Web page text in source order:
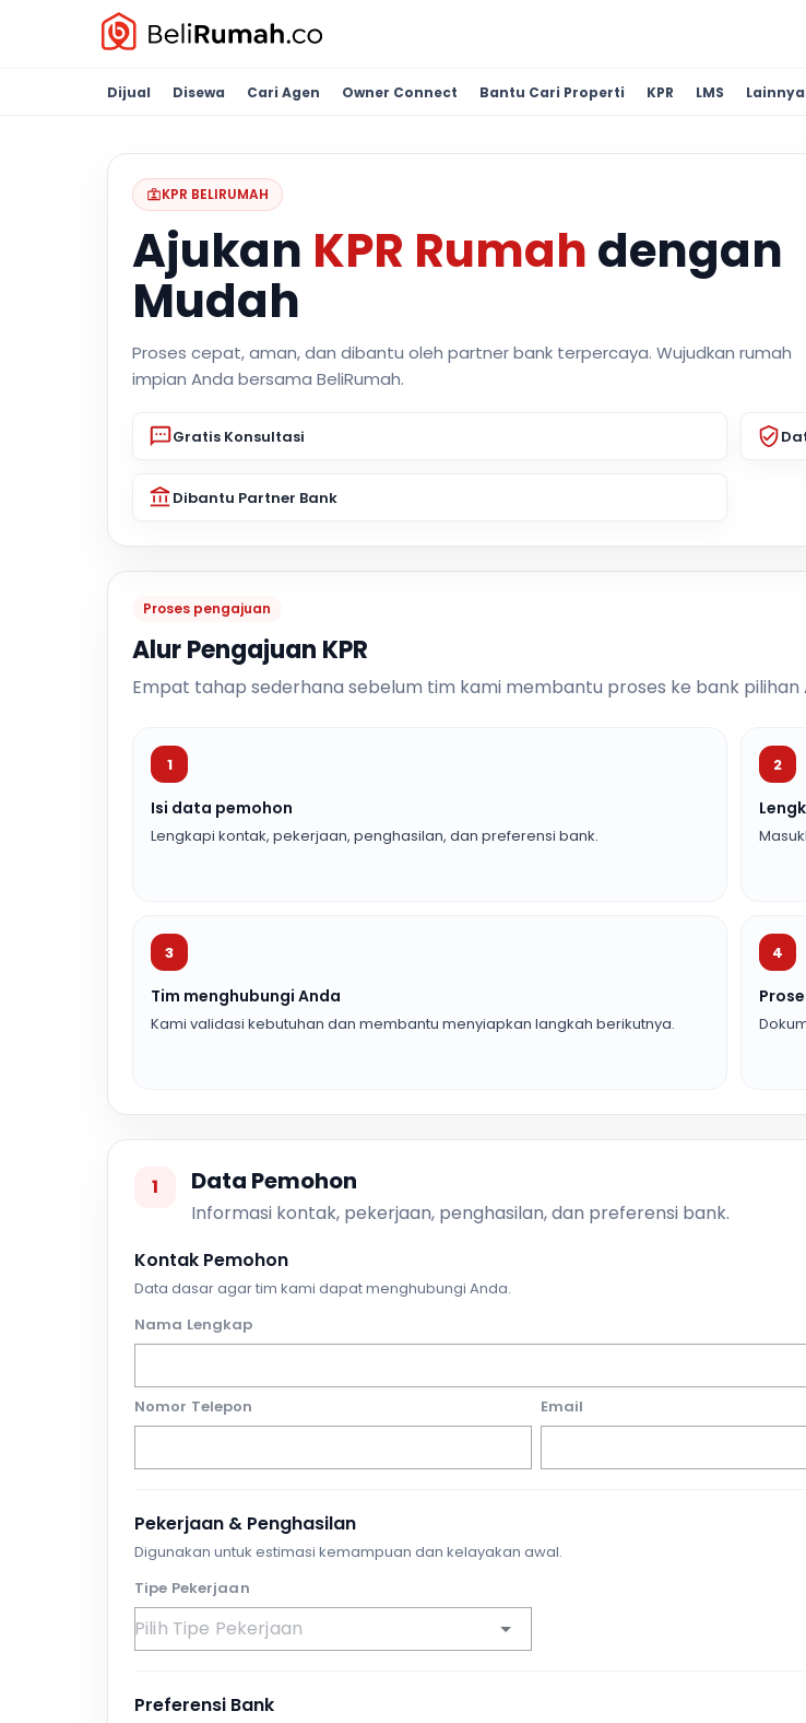
Dijual Disewa Cari Agen Owner Connect Bantu Cari Properti KPR LMS Lainnya
KPR BELIRUMAH
Ajukan KPR Rumah dengan
Mudah
Proses cepat, aman, dan dibantu oleh partner bank terpercaya. Wujudkan rumah
impian Anda bersama BeliRumah.
Gratis Konsultasi
Dibantu Partner Bank
Proses pengajuan
Alur Pengajuan KPR
Empat tahap sederhana sebelum tim kami membantu proses ke bank pilihan
1
Isi data pemohon
Lengkapi kontak, pekerjaan, penghasilan, dan preferensi bank.
2
3
Tim menghubungi Anda
Kami validasi kebutuhan dan membantu menyiapkan langkah berikutnya.
4
1 Data Pemohon
Informasi kontak, pekerjaan, penghasilan, dan preferensi bank.
Kontak Pemohon
Data dasar agar tim kami dapat menghubungi Anda.
Nama Lengkap
Nomor Telepon Email
Pekerjaan & Penghasilan
Digunakan untuk estimasi kemampuan dan kelayakan awal.
Tipe Pekerjaan
Preferensi Bank